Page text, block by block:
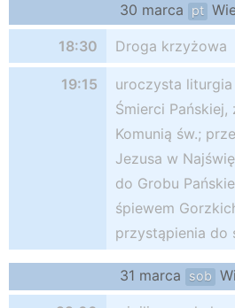
30 marca pt
18:30 Droga krzyżowa
19:15
uroczysta
Śmierci
Komunią św.;
Jezusa w
do Grobu
śpiewem
przystąpienia do
31 marca sob